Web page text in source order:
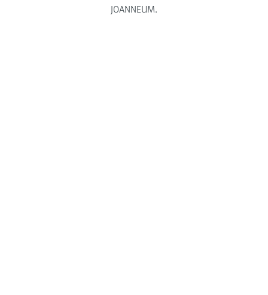
JOANNEUM.